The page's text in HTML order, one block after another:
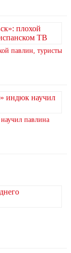
павлин, туристы
павлина